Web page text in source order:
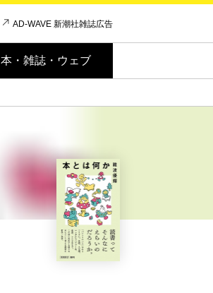
AD-WAVE 新潮社雑誌広告
本・雑誌・ウェブ